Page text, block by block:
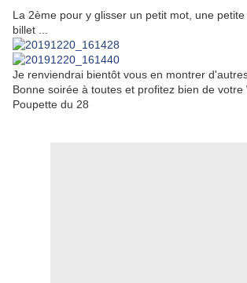
La 2ème pour y glisser un petit mot, une
billet ...
Je renviendrai bientôt vous en montrer
Bonne soirée à toutes et profitez bien de votre
Poupette du 28